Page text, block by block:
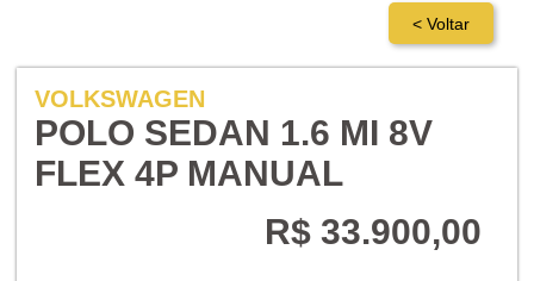
VOLKSWAGEN
POLO SEDAN 1.6 MI 8V
FLEX 4P MANUAL
R$ 33.900,00